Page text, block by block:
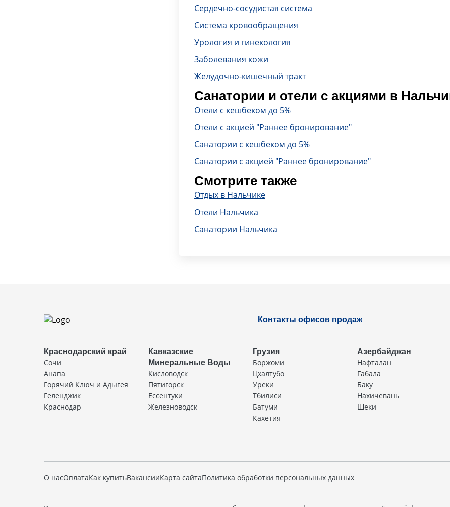
Сердечно-сосудистая система
Система кровообращения
Урология и гинекология
Заболевания кожи
Желудочно-кишечный тракт
Санатории и отели с акциями в
Отели с кешбеком до 5%
Отели с акцией "Раннее бронирование"
Санатории с кешбеком до 5%
Санатории с акцией "Раннее бронирование"
Смотрите также
Отдых в Нальчике
Отели Нальчика
Санатории Нальчика
Контакты офисов продаж
Краснодарский край
Сочи
Анапа
Горячий Ключ и Адыгея
Геленджик
Краснодар
Кавказские
Минеральные Воды
Кисловодск
Пятигорск
Ессентуки
Железноводск
Грузия
Боржоми
Цхалтубо
Уреки
Тбилиси
Батуми
Кахетия
Азербайджан
Нафталан
Габала
Баку
Нахичевань
Шеки
О насОплатаКак купитьВакансииКарта сайтаПолитика обработки персональных данных